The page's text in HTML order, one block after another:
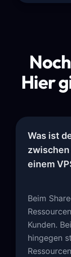
Hier
Was ist
einem
Beim
Kunden.
hingegen